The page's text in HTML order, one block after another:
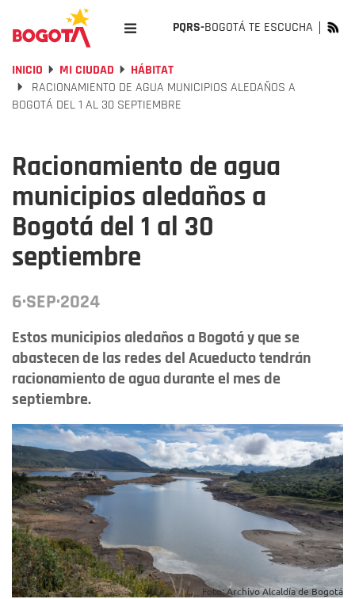
PQRS-BOGOTÁ TE ESCUCHA
INICIO MI CIUDAD
HÁBITAT
RACIONAMIENTO DE AGUA MUNICIPIOS ALEDAÑOS A
BOGOTÁ DEL 1 AL 30 SEPTIEMBRE
Racionamiento de agua
municipios aledaños a
Bogotá del 1 al 30
septiembre
6·SEP·2024
Estos municipios aledaños a Bogotá y que se
abastecen de las redes del Acueducto tendrán
racionamiento de agua durante el mes de
septiembre.
Foto: Archivo Alcaldía de Bogotá